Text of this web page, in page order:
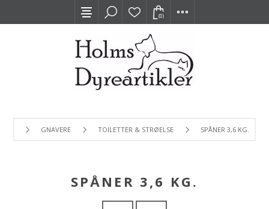
(0)
GNAVERE TOILETTER & STRØELSE SPÅNER 3,6 KG.
SPÅNER 3,6 KG.